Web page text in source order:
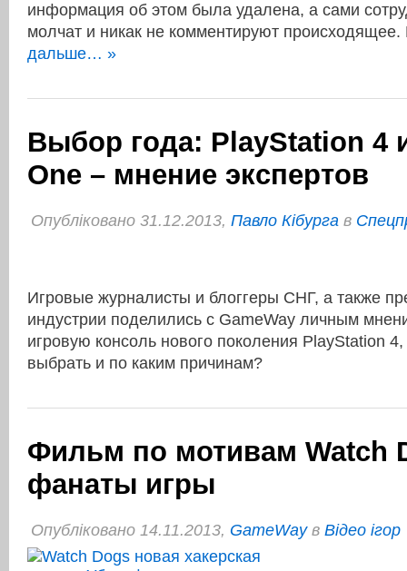
информация об этом была удалена, а сами
молчат и никак не комментируют
дальше… »
Выбор года: PlayStation 4
One – мнение экспертов
Опубліковано 31.12.2013, Павло Кібурга в
Игровые журналисты и блоггеры СНГ, а также
индустрии поделились с GameWay личным
игровую консоль нового поколения PlayStation
выбрать и по каким причинам?
Фильм по мотивам Watch
фанаты игры
Опубліковано 14.11.2013, GameWayв Відео ігор